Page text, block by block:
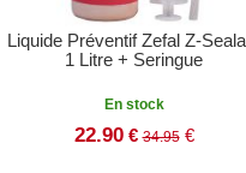
Liquide Préventif Zefal Z-
1 Litre + Seringue
En stock
22.90 € 34.95€